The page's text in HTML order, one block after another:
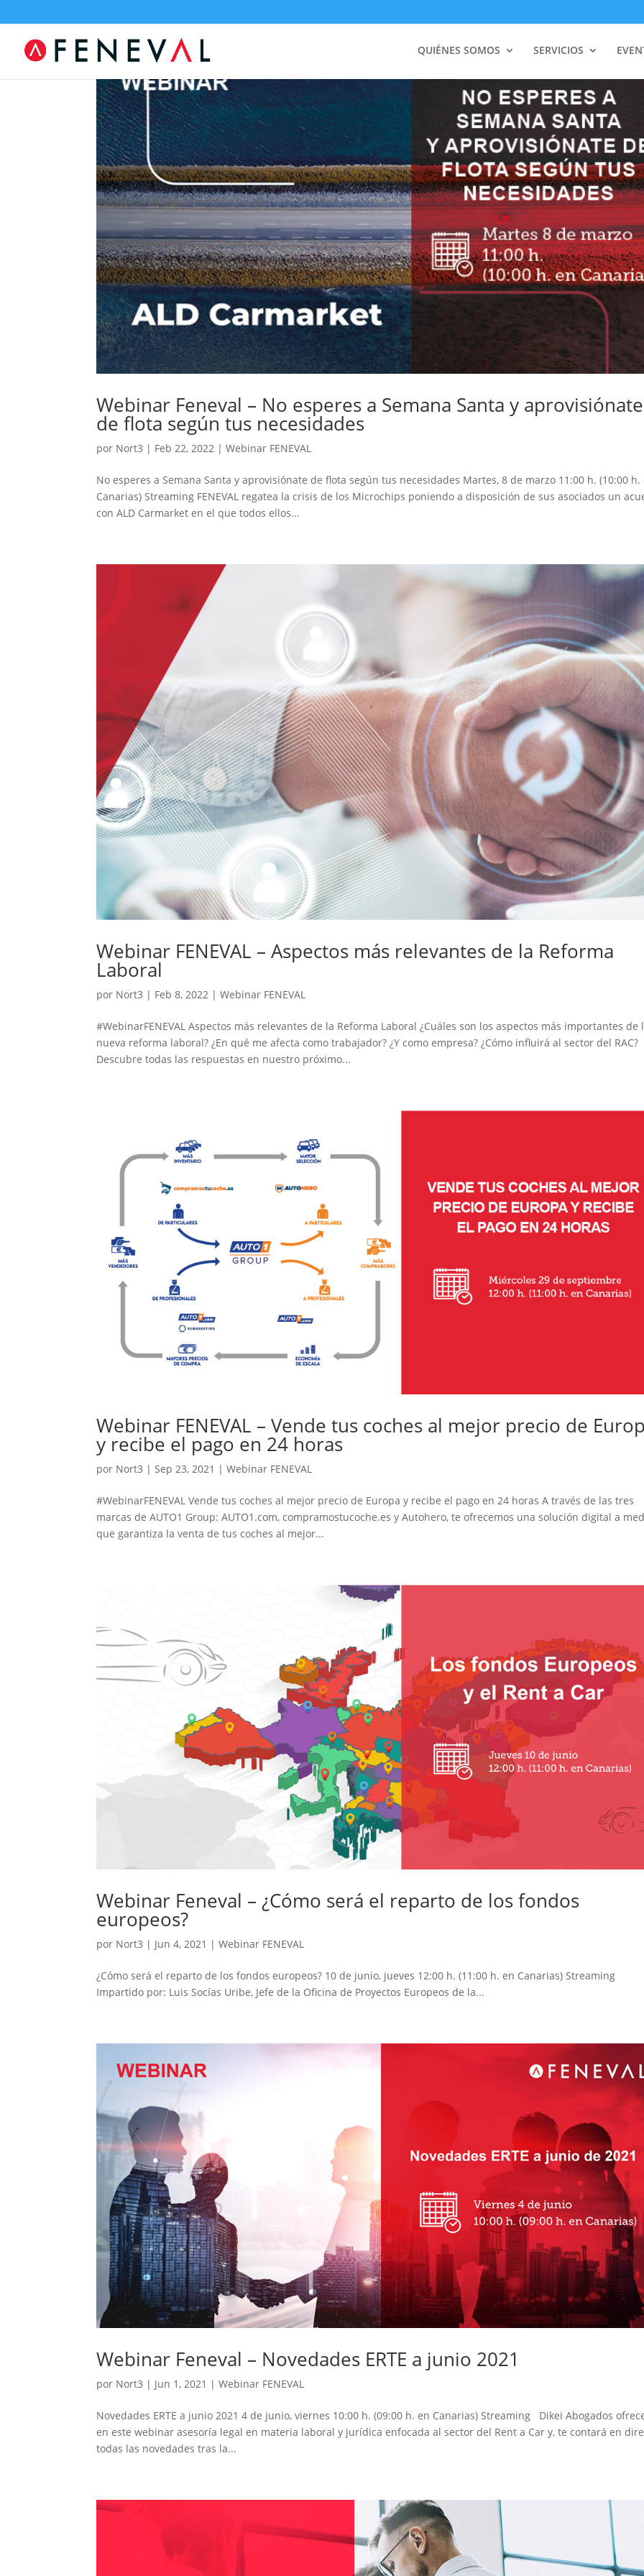
QUIÉNES SOMOS SERVICIOS
Webinar Feneval – No esperes a Semana Santa y aprovisiónate
de flota según tus necesidades
por Nort3 | Feb 22, 2022 |Webinar FENEVAL
No esperes a Semana Santa y aprovisiónate de flota según tus necesidades Martes, 8 de marzo 11:00 h. (10:00 h.
Canarias) Streaming FENEVAL regatea la crisis de los Microchips poniendo a disposición de sus asociados un
con ALD Carmarket en el que todos ellos...
Webinar FENEVAL – Aspectos más relevantes de la Reforma
Laboral
por Nort3 | Feb 8, 2022 |Webinar FENEVAL
#WebinarFENEVAL Aspectos más relevantes de la Reforma Laboral ¿Cuáles son los aspectos más importantes de
nueva reforma laboral? ¿En qué me afecta como trabajador? ¿Y como empresa? ¿Cómo influirá al sector del RAC?
Descubre todas las respuestas en nuestro próximo...
Webinar FENEVAL – Vende tus coches al mejor precio de
y recibe el pago en 24 horas
por Nort3 |Sep 23, 2021 |Webinar FENEVAL
#WebinarFENEVAL Vende tus coches al mejor precio de Europa y recibe el pago en 24 horas A través de las tres
marcas de AUTO1 Group: AUTO1.com, compramostucoche.es y Autohero, te ofrecemos una solución digital a
que garantiza la venta de tus coches al mejor...
Webinar Feneval – ¿Cómo será el reparto de los fondos
europeos?
por Nort3 | Jun 4, 2021 |Webinar FENEVAL
¿Cómo será el reparto de los fondos europeos? 10 de junio, jueves 12:00 h. (11:00 h. en Canarias) Streaming
Impartido por: Luis Socías Uribe, Jefe de la Oficina de Proyectos Europeos de la...
Webinar Feneval – Novedades ERTE a junio 2021
por Nort3 | Jun 1, 2021 |Webinar FENEVAL
Novedades ERTE a junio 2021 4 de junio, viernes 10:00 h. (09:00 h. en Canarias) Streaming Dikei Abogados
en este webinar asesoría legal en materia laboral y jurídica enfocada al sector del Rent a Car y, te contará en
todas las novedades tras la...